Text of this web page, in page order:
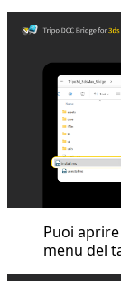
Puoi
menu del